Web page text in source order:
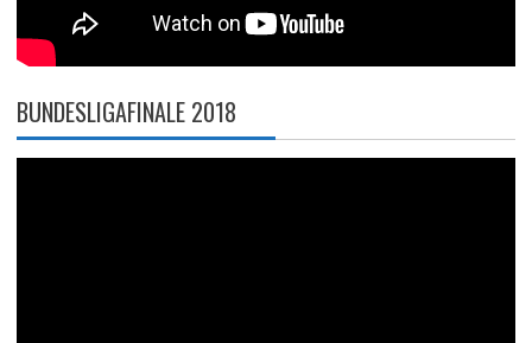
BUNDESLIGAFINALE 2018